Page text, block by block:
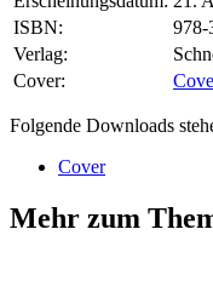
ISBN:
978-
Verlag:
Cover:
Folgende Downloads
Cover
Mehr zum